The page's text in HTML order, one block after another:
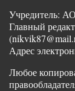
Учредитель:
Главный
Адрес
Любое